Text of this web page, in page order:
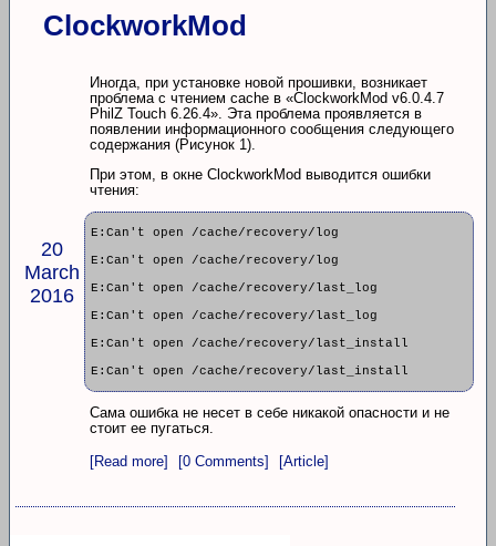
ClockworkMod
20
March
2016
Иногда, при установке новой прошивки, возникает
проблема с чтением cache в «ClockworkMod v6.0.4.7
PhilZ Touch 6.26.4». Эта проблема проявляется в
появлении информационного сообщения следующего
содержания (Рисунок 1).
При этом, в окне ClockworkMod выводится ошибки
чтения:
E:Can't open /cache/recovery/log
E:Can't open /cache/recovery/log
E:Can't open /cache/recovery/last_log
E:Can't open /cache/recovery/last_log
E:Can't open /cache/recovery/last_install
E:Can't open /cache/recovery/last_install
Сама ошибка не несет в себе никакой опасности и не
стоит ее пугаться.
[Read more]
[0 Comments] [Article]